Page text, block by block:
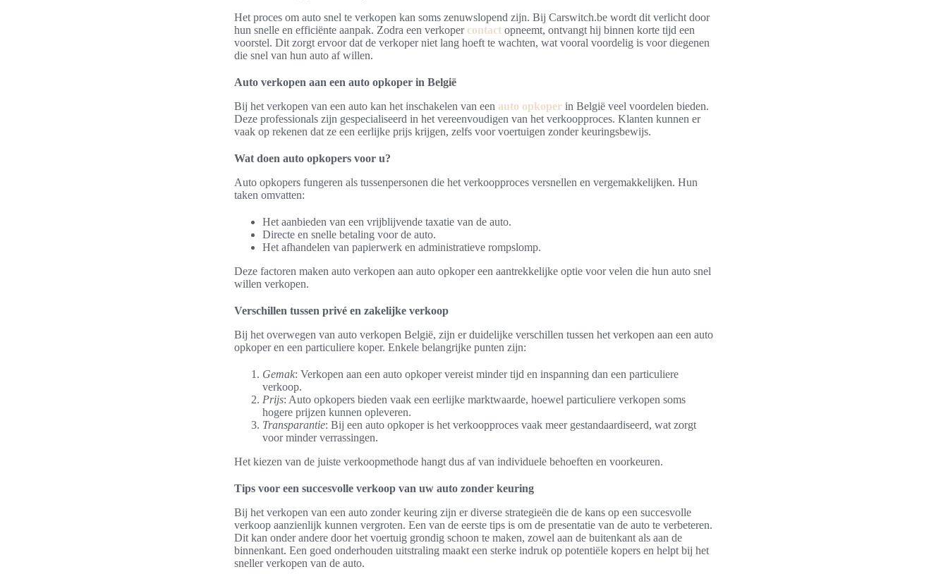
Het proces om auto snel te verkopen kan soms zenuwslopend zijn. Bij Carswitch.be wordt dit verlicht door
hun snelle en efficiënte aanpak. Zodra een verkoper contact opneemt, ontvangt hij binnen korte tijd een
voorstel. Dit zorgt ervoor dat de verkoper niet lang hoeft te wachten, wat vooral voordelig is voor diegenen
die snel van hun auto af willen.
Auto verkopen aan een auto opkoper in België
Bij het verkopen van een auto kan het inschakelen van een auto opkoper in België veel voordelen bieden.
Deze professionals zijn gespecialiseerd in het vereenvoudigen van het verkoopproces. Klanten kunnen er
vaak op rekenen dat ze een eerlijke prijs krijgen, zelfs voor voertuigen zonder keuringsbewijs.
Wat doen auto opkopers voor u?
Auto opkopers fungeren als tussenpersonen die het verkoopproces versnellen en vergemakkelijken. Hun
taken omvatten:
Het aanbieden van een vrijblijvende taxatie van de auto.
Directe en snelle betaling voor de auto.
Het afhandelen van papierwerk en administratieve rompslomp.
Deze factoren maken auto verkopen aan auto opkoper een aantrekkelijke optie voor velen die hun auto snel
willen verkopen.
Verschillen tussen privé en zakelijke verkoop
Bij het overwegen van auto verkopen België, zijn er duidelijke verschillen tussen het verkopen aan een auto
opkoper en een particuliere koper. Enkele belangrijke punten zijn:
Gemak: Verkopen aan een auto opkoper vereist minder tijd en inspanning dan een particuliere
verkoop.
Prijs: Auto opkopers bieden vaak een eerlijke marktwaarde, hoewel particuliere verkopen soms
hogere prijzen kunnen opleveren.
Transparantie: Bij een auto opkoper is het verkoopproces vaak meer gestandaardiseerd, wat zorgt
voor minder verrassingen.
Het kiezen van de juiste verkoopmethode hangt dus af van individuele behoeften en voorkeuren.
Tips voor een succesvolle verkoop van uw auto zonder keuring
Bij het verkopen van een auto zonder keuring zijn er diverse strategieën die de kans op een succesvolle
verkoop aanzienlijk kunnen vergroten. Een van de eerste tips is om de presentatie van de auto te verbeteren.
Dit kan onder andere door het voertuig grondig schoon te maken, zowel aan de buitenkant als aan de
binnenkant. Een goed onderhouden uitstraling maakt een sterke indruk op potentiële kopers en helpt bij het
sneller verkopen van de auto.